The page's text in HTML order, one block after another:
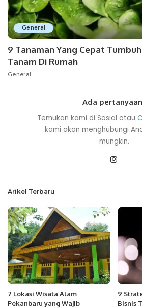
General
9 Tanaman Yang Cepat
Tanam Di Rumah
General
Ada
Temukan kami di Sosial atau
kami akan menghubungi
mungkin.
Arikel Terbaru
7 Lokasi Wisata Alam
Pekanbaru yang Wajib
9
Bisnis